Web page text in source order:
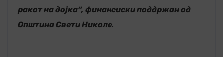
ракот на дојка“, финансиски поддржан од
Општина Свети Николе.